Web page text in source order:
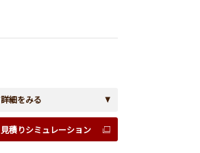
詳細をみる
見積りシミュレーション